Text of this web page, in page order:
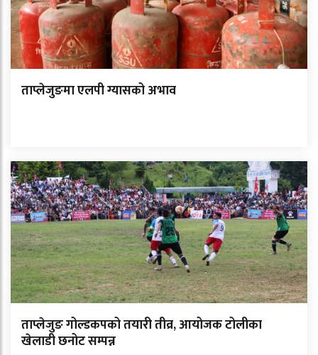
ताप्लेजुङमा एलपी ग्यासको अभाव
ताप्लेजुङ गोल्डकपको तयारी तीव्र, आयोजक टोलीका
खेलाडी छनोट सम्पन्न